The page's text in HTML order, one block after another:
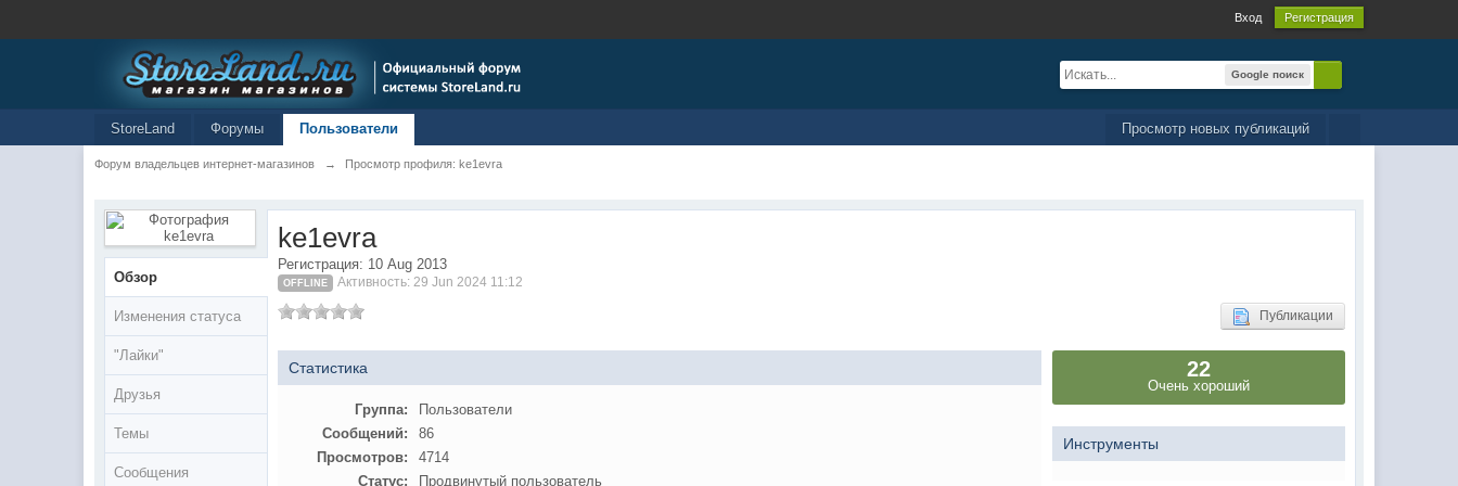
Вход Регистрация
Google поиск
Просмотр новых публикаций
StoreLand Форумы Пользователи
Форум владельцев интернет-магазинов → Просмотр профиля: ke1evra
Обзор
Изменения статуса
"Лайки"
Друзья
Темы
Сообщения
ke1evra
Регистрация: 10 Aug 2013
OFFLINE Активность: 29 Jun 2024 11:12
Публикации
Статистика
Группа:
Пользователи
Сообщений:
86
Просмотров:
4714
Статус:
Продвинутый пользователь
22
Очень хороший
Инструменты